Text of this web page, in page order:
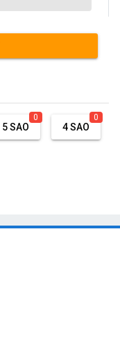
5 SAO
0
4 SAO
0